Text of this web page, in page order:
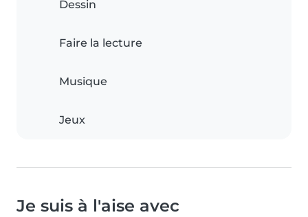
Dessin
Faire la lecture
Musique
Jeux
Je suis à l'aise avec